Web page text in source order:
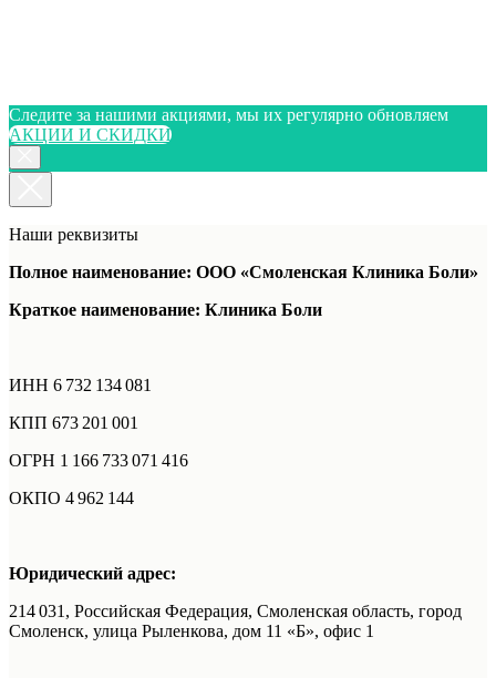
Следите за нашими акциями, мы их регулярно обновляем
АКЦИИ И СКИДКИ
Наши реквизиты
Полное наименование: ООО «Смоленская Клиника Боли»
Краткое наименование: Клиника Боли
ИНН 6 732 134 081
КПП 673 201 001
ОГРН 1 166 733 071 416
ОКПО 4 962 144
Юридический адрес:
214 031, Российская Федерация, Смоленская область, город
Смоленск, улица Рыленкова, дом 11 «Б», офис 1